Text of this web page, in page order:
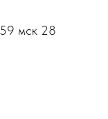
мск 28